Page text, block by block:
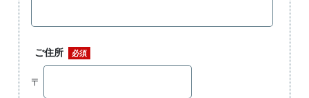
ご住所 必須
〒